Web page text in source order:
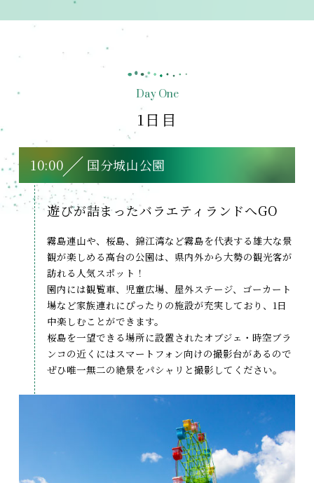
Day One
1日目
10:00 国分城山公園
遊びが詰まったバラエティランドへGO
霧島連山や、桜島、錦江湾など霧島を代表する雄大な景
観が楽しめる高台の公園は、県内外から大勢の観光客が
訪れる人気スポット！
園内には観覧車、児童広場、屋外ステージ、ゴーカート
場など家族連れにぴったりの施設が充実しており、1日
中楽しむことができます。
桜島を一望できる場所に設置されたオブジェ・時空ブラ
ンコの近くにはスマートフォン向けの撮影台があるので
ぜひ唯一無二の絶景をパシャリと撮影してください。